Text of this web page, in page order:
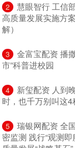
2
慧眼智行 工信
高质量发展实施方
解）
3
金富宝配资 播
市”科普进校园
4
新玺配资 人到
时，也千万别叫这4
5
瑞银网配资 全
密监测 践行“观测